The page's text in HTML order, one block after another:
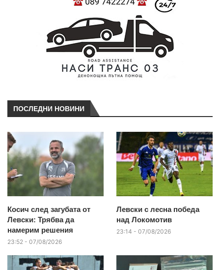
ПОСЛЕДНИ НОВИНИ
Косич след загубата от
Левски: Трябва да
намерим решения
23:52 - 07/08/2026
Левски с лесна победа
над Локомотив
23:14 - 07/08/2026